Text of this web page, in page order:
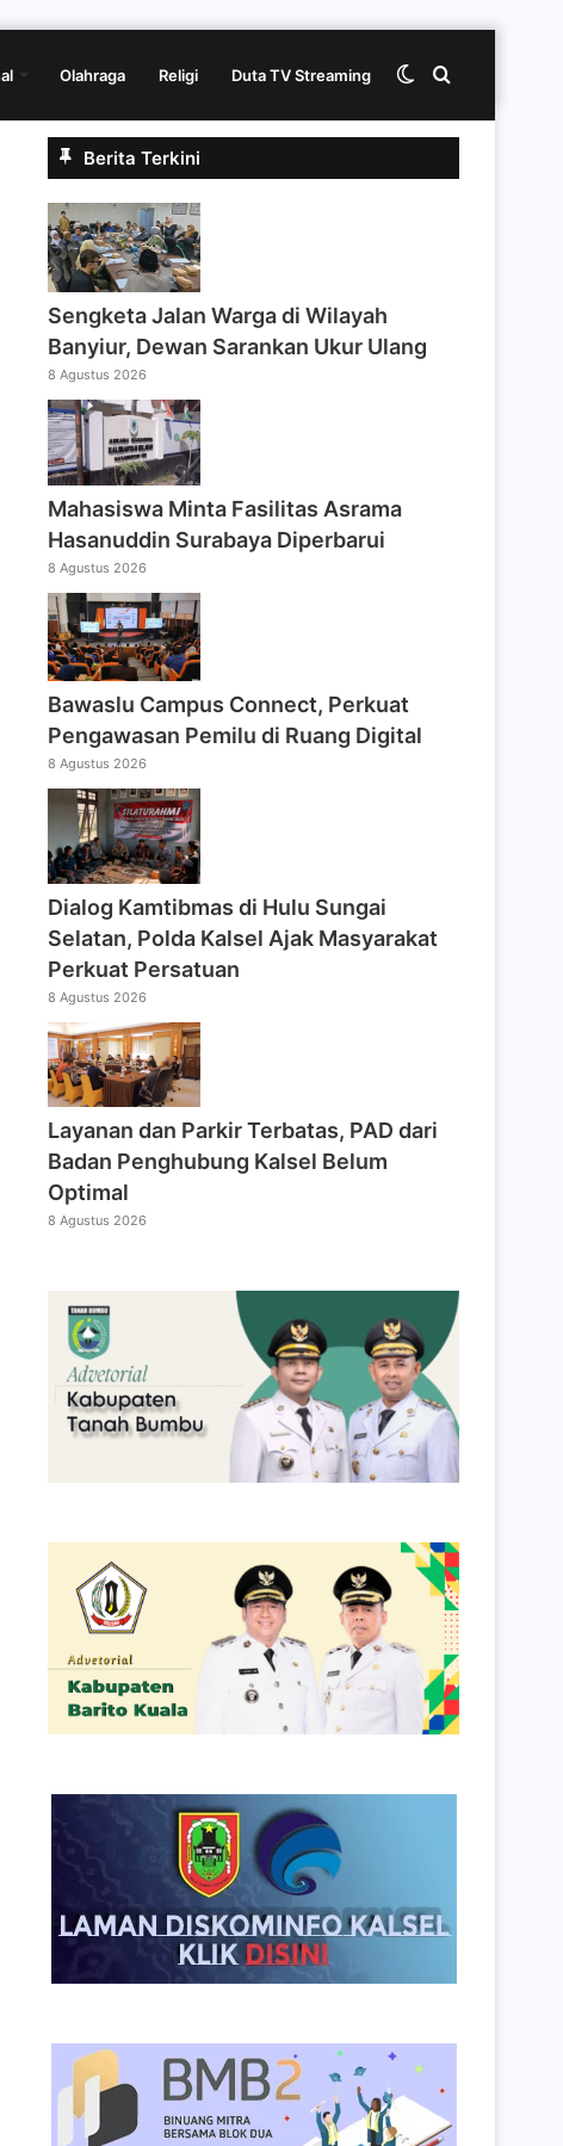
Olahraga Religi Duta TV Streaming Cari
Switch
Berita Terkini
Sengketa Jalan Warga di Wilayah
Banyiur, Dewan Sarankan Ukur Ulang
8 Agustus 2026
Mahasiswa Minta Fasilitas Asrama
Hasanuddin Surabaya Diperbarui
8 Agustus 2026
Bawaslu Campus Connect, Perkuat
Pengawasan Pemilu di Ruang Digital
8 Agustus 2026
Dialog Kamtibmas di Hulu Sungai
Selatan, Polda Kalsel Ajak Masyarakat
Perkuat Persatuan
8 Agustus 2026
Layanan dan Parkir Terbatas, PAD dari
Badan Penghubung Kalsel Belum
Optimal
8 Agustus 2026